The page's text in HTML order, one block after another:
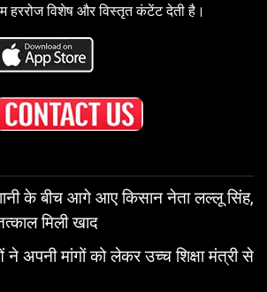
हररोज विशेष और विस्तृत कंटेंट देती है।
के बीच आगे आए किसान नेता लल्लू सिंह,
मिली खाद
ने अपनी मांगों को लेकर उच्च शिक्षा मंत्री से